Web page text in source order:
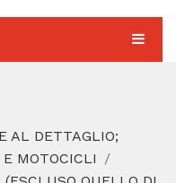
AL DETTAGLIO;
MOTOCICLI